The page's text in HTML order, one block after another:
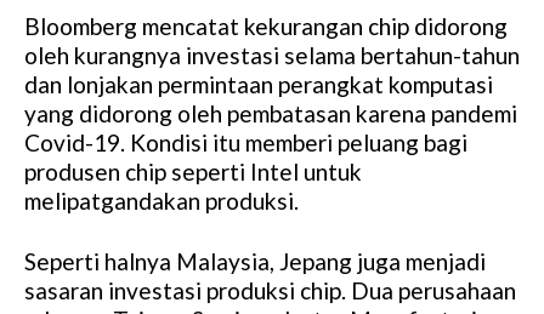
Bloomberg mencatat kekurangan chip didorong
oleh kurangnya investasi selama bertahun-tahun
dan lonjakan permintaan perangkat komputasi
yang didorong oleh pembatasan karena pandemi
Covid-19. Kondisi itu memberi peluang bagi
produsen chip seperti Intel untuk
melipatgandakan produksi.
Seperti halnya Malaysia, Jepang juga menjadi
sasaran investasi produksi chip. Dua perusahaan